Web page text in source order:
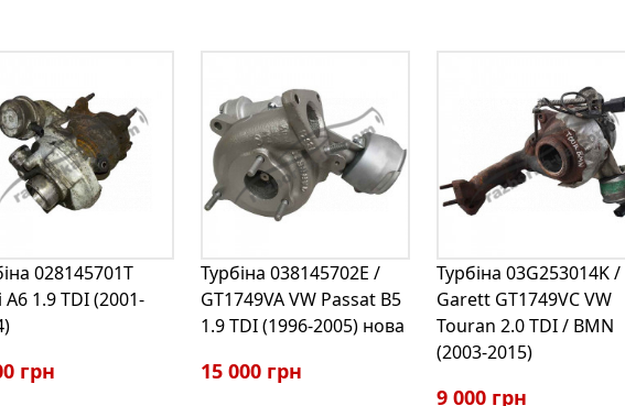
028145701T
A6 1.9 TDI (2001-
грн
Турбіна 038145702E /
GT1749VA VW Passat B5
1.9 TDI (1996-2005) нова
15 000 грн
Турбіна 03G253014K /
Garett GT1749VC VW
Touran 2.0 TDI / BMN
(2003-2015)
9 000 грн